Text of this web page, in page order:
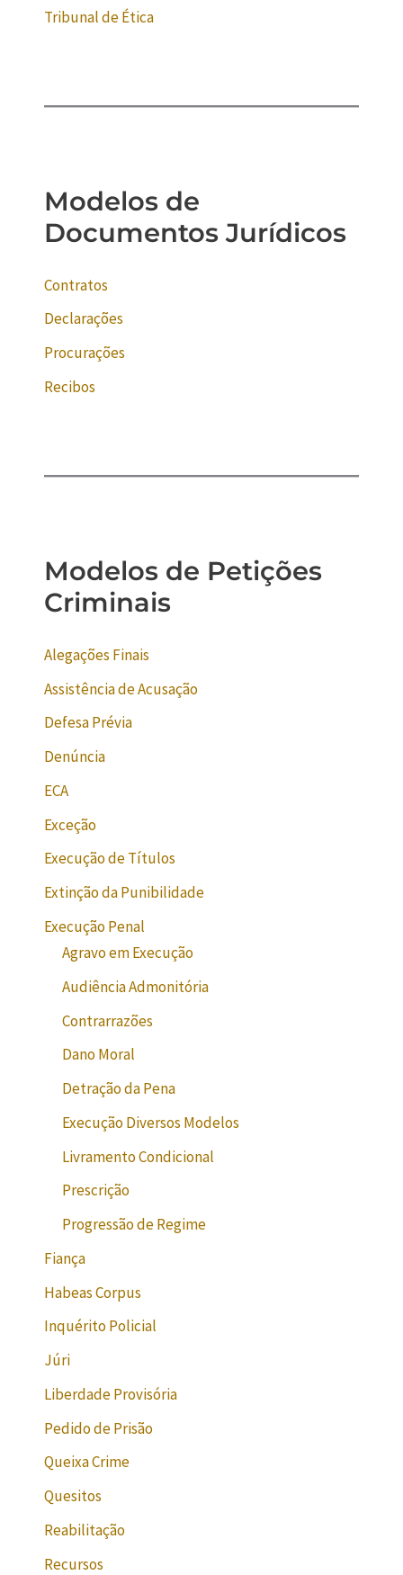
Tribunal de Ética
Modelos de
Documentos Jurídicos
Contratos
Declarações
Procurações
Recibos
Modelos de Petições
Criminais
Alegações Finais
Assistência de Acusação
Defesa Prévia
Denúncia
ECA
Exceção
Execução de Títulos
Extinção da Punibilidade
Execução Penal
Agravo em Execução
Audiência Admonitória
Contrarrazões
Dano Moral
Detração da Pena
Execução Diversos Modelos
Livramento Condicional
Prescrição
Progressão de Regime
Fiança
Habeas Corpus
Inquérito Policial
Júri
Liberdade Provisória
Pedido de Prisão
Queixa Crime
Quesitos
Reabilitação
Recursos